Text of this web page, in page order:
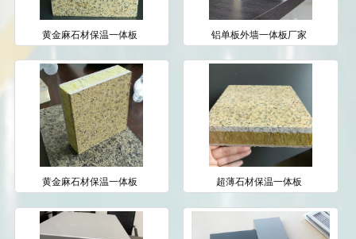
黄金麻石材保温一体板 铝单板外墙一体板厂家
黄金麻石材保温一体板 超薄石材保温一体板